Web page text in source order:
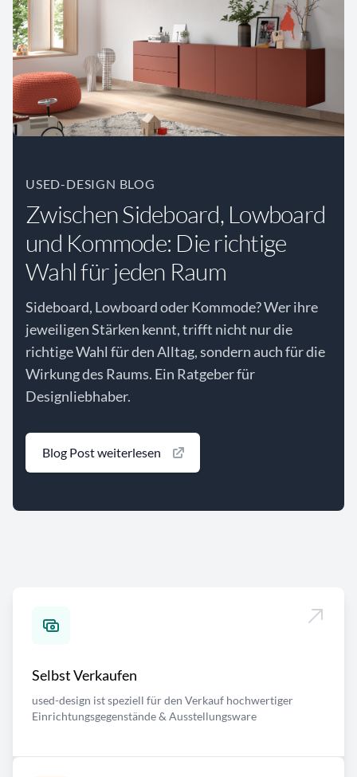
USED-DESIGN BLOG
Zwischen Sideboard, Lowboard
und Kommode: Die richtige
Wahl für jeden Raum
Sideboard, Lowboard oder Kommode? Wer ihre
jeweiligen Stärken kennt, trifft nicht nur die
richtige Wahl für den Alltag, sondern auch für die
Wirkung des Raums. Ein Ratgeber für
Designliebhaber.
Blog Post weiterlesen
Selbst Verkaufen
used-design ist speziell für den Verkauf hochwertiger
Einrichtungsgegenstände & Ausstellungsware